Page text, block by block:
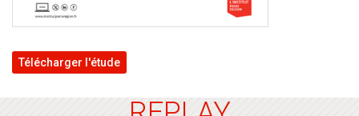
Télécharger l'étude